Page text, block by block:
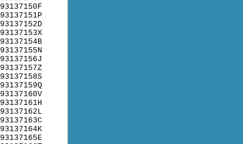
93137150F
93137151P
93137152D
93137153X
93137154B
93137155N
93137156J
93137157Z
93137158S
93137159Q
93137160V
93137161H
93137162L
93137163C
93137164K
93137165E